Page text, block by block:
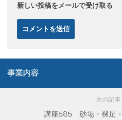
新しい投稿をメールで受け取る
事業内容
次の記事
講座585 砂場・裸足・